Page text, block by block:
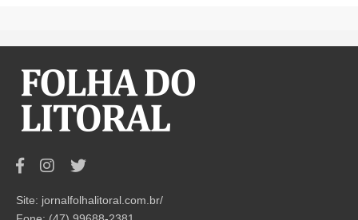
Site: jornalfolhalitoral.com.br/